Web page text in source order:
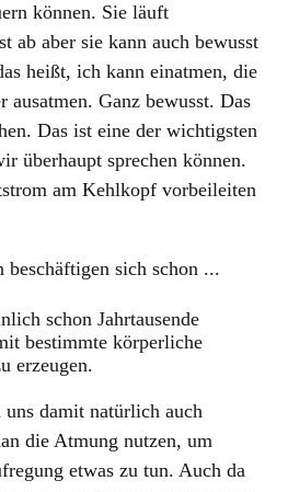
können. Sie läuft
ab aber sie kann auch bewusst
heißt, ich kann einatmen, die
Ganz bewusst. Das
Das ist eine der wichtigsten
überhaupt sprechen können.
am Kehlkopf vorbeileiten
beschäftigen sich schon ...
schon Jahrtausende
bestimmte körperliche
erzeugen.
damit natürlich auch
die Atmung nutzen, um
etwas zu tun. Auch da